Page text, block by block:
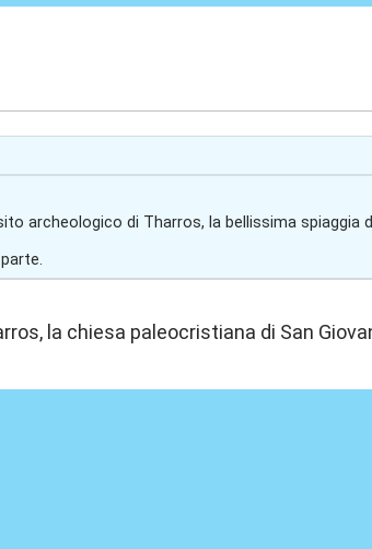
archeologico di Tharros, la bellissima spiaggia
la chiesa paleocristiana di San